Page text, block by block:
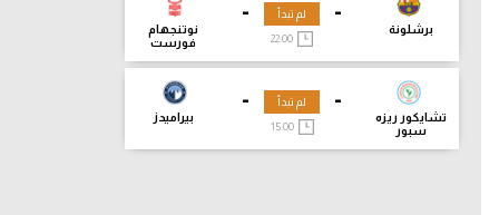
-
برشلونة
-
نوتنجهام
فورست
لم تبدأ
-
تشايكور ريزه
سبور
-
بيراميدز
لم تبدأ
15:00